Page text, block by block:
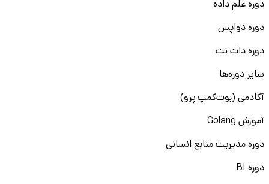
دوره علم داده
دوره دواپس
دوره دات نت
سایر دوره‌ها
آکادمی (بوت‌کمپ پرو)
آموزش Golang
دوره مدیریت منابع انسانی
دوره BI